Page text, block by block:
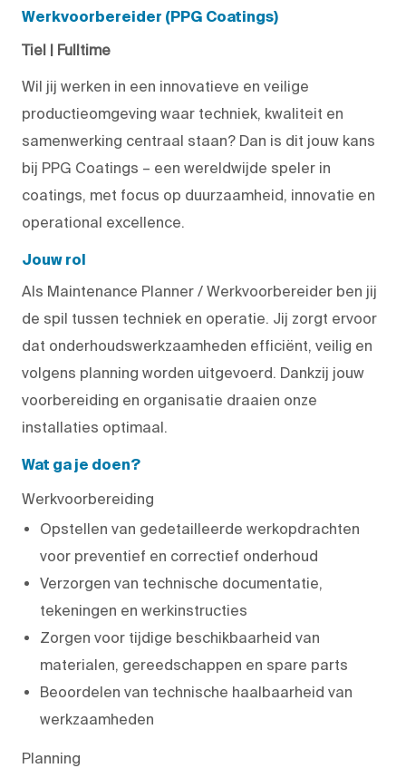
Werkvoorbereider (PPG Coatings)
Tiel | Fulltime
Wil jij werken in een innovatieve en veilige
productieomgeving waar techniek, kwaliteit en
samenwerking centraal staan? Dan is dit jouw kans
bij PPG Coatings – een wereldwijde speler in
coatings, met focus op duurzaamheid, innovatie en
operational excellence.
Jouw rol
Als Maintenance Planner / Werkvoorbereider ben jij
de spil tussen techniek en operatie. Jij zorgt ervoor
dat onderhoudswerkzaamheden efficiënt, veilig en
volgens planning worden uitgevoerd. Dankzij jouw
voorbereiding en organisatie draaien onze
installaties optimaal.
Wat ga je doen?
Werkvoorbereiding
Opstellen van gedetailleerde werkopdrachten
voor preventief en correctief onderhoud
Verzorgen van technische documentatie,
tekeningen en werkinstructies
Zorgen voor tijdige beschikbaarheid van
materialen, gereedschappen en spare parts
Beoordelen van technische haalbaarheid van
werkzaamheden
Planning